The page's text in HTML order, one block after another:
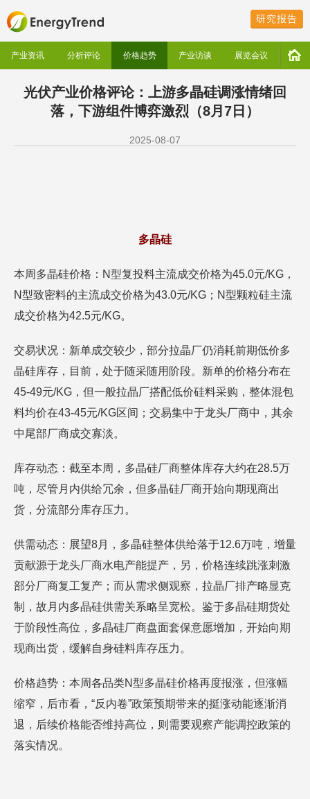
研究报告
产业资讯 分析评论 价格趋势 产业访谈 展览会议
光伏产业价格评论：上游多晶硅调涨情绪回
落，下游组件博弈激烈（8月7日）
2025-08-07
多晶硅
本周多晶硅价格：N型复投料主流成交价格为45.0元/KG，
N型致密料的主流成交价格为43.0元/KG；N型颗粒硅主流
成交价格为42.5元/KG。
交易状况：新单成交较少，部分拉晶厂仍消耗前期低价多
晶硅库存，目前，处于随采随用阶段。新单的价格分布在
45-49元/KG，但一般拉晶厂搭配低价硅料采购，整体混包
料均价在43-45元/KG区间；交易集中于龙头厂商中，其余
中尾部厂商成交寡淡。
库存动态：截至本周，多晶硅厂商整体库存大约在28.5万
吨，尽管月内供给冗余，但多晶硅厂商开始向期现商出
货，分流部分库存压力。
供需动态：展望8月，多晶硅整体供给落于12.6万吨，增量
贡献源于龙头厂商水电产能提产，另，价格连续跳涨刺激
部分厂商复工复产；而从需求侧观察，拉晶厂排产略显克
制，故月内多晶硅供需关系略呈宽松。鉴于多晶硅期货处
于阶段性高位，多晶硅厂商盘面套保意愿增加，开始向期
现商出货，缓解自身硅料库存压力。
价格趋势：本周各品类N型多晶硅价格再度报涨，但涨幅
缩窄，后市看，“反内卷”政策预期带来的挺涨动能逐渐消
退，后续价格能否维持高位，则需要观察产能调控政策的
落实情况。